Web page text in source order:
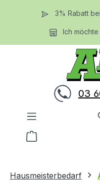
Zum Hauptinhalt springen
3% Rabatt bei
Ich
03
Warenkorb
Hausmeisterbedarf